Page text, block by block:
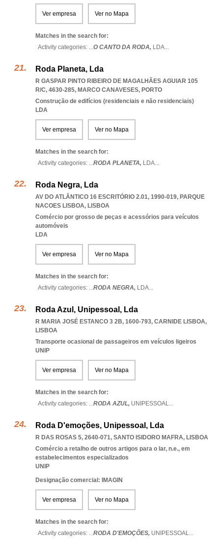
Ver empresa Ver no Mapa
Matches in the search for:
Activity categories: ...O CANTO DA RODA, LDA...
Roda Planeta, Lda
R GASPAR PINTO RIBEIRO DE MAGALHÃES AGUIAR 105
R/C, 4630-285, MARCO CANAVESES, PORTO
Construção de edifícios (residenciais e não residenciais)
LDA
Ver empresa Ver no Mapa
Matches in the search for:
Activity categories: ...RODA PLANETA, LDA...
Roda Negra, Lda
AV DO ATLÂNTICO 16 ESCRITÓRIO 2.01, 1990-019, PARQUE
NACOES LISBOA, LISBOA
Comércio por grosso de peças e acessórios para veículos
automóveis
LDA
Ver empresa Ver no Mapa
Matches in the search for:
Activity categories: ...RODA NEGRA, LDA...
Roda Azul, Unipessoal, Lda
R MARIA JOSÉ ESTANCO 3 2B, 1600-793, CARNIDE LISBOA,
LISBOA
Transporte ocasional de passageiros em veículos ligeiros
UNIP
Ver empresa Ver no Mapa
Matches in the search for:
Activity categories: ...RODA AZUL, UNIPESSOAL...
Roda D'emoções, Unipessoal, Lda
R DAS ROSAS 5, 2640-071, SANTO ISIDORO MAFRA, LISBOA
Comércio a retalho de outros artigos para o lar, n.e., em
estabelecimentos especializados
UNIP
Designação comercial: IMAGIN
Ver empresa Ver no Mapa
Matches in the search for:
Activity categories: ...RODA D'EMOÇÕES, UNIPESSOAL...